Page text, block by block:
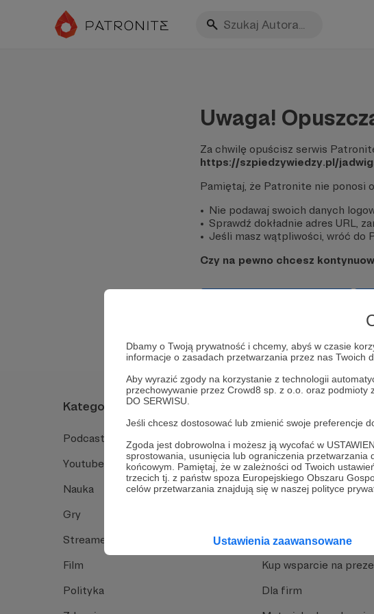
Dbamy o Twoją prywatność i chcemy, abyś w czasie
informacje o zasadach przetwarzania przez nas Twoich
Aby wyrazić zgody na korzystanie z technologii
przechowywanie przez Crowd8 sp. z o.o. oraz podmioty
DO SERWISU.
Jeśli chcesz dostosować lub zmienić swoje preferencje
Zgoda jest dobrowolna i możesz ją wycofać w
sprostowania, usunięcia lub ograniczenia
końcowym. Pamiętaj, że w zależności od Twoich
trzecich tj. z państw spoza Europejskiego Obszaru
celów przetwarzania znajdują się w naszej polityce
Ustawienia zaawansowane
Uwaga!
Za chwilę opuścisz serwis
https://szpiedzywiedzy.pl/
Pamiętaj, że Patronite nie ponosi
Nie podawaj swoich danych
Sprawdź dokładnie adres URL,
Jeśli masz wątpliwości, wróć do
Czy na pewno chcesz
Kategorie
Podcast
Youtube
Nauka
Gry
Streamerzy
Film
Polityka
Jak to działa
Funkcje Patronite
Dlaczego Patronite?
Opinie Twórców
Kup wsparcie na
Dla firm